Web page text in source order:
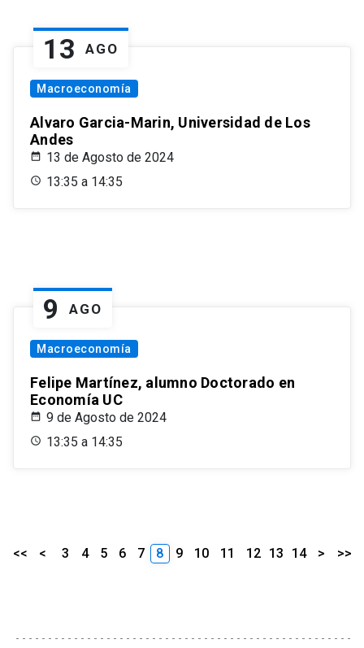
13 AGO
Macroeconomía
Alvaro Garcia-Marin, Universidad de Los
Andes
13 de Agosto de 2024
13:35 a 14:35
9 AGO
Macroeconomía
Felipe Martínez, alumno Doctorado en
Economía UC
9 de Agosto de 2024
13:35 a 14:35
<< < 3 4 5 6 7 8 9 10 11 12 13 14 > >>